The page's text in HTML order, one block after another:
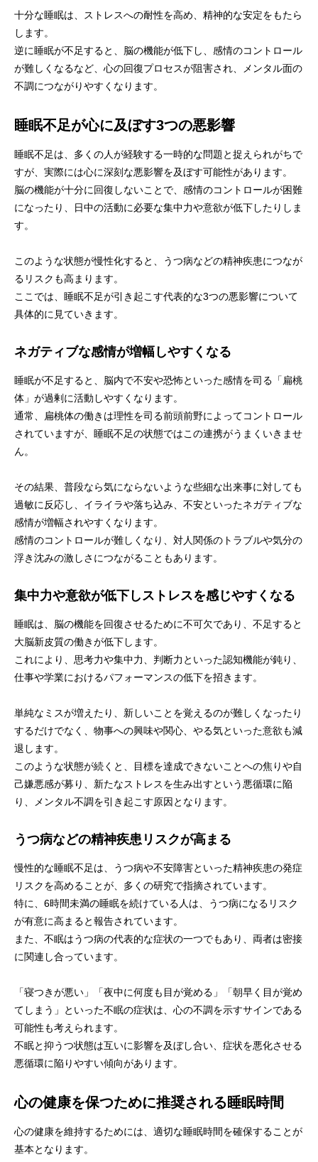
十分な睡眠は、ストレスへの耐性を高め、精神的な安定をもたら
します。
逆に睡眠が不足すると、脳の機能が低下し、感情のコントロール
が難しくなるなど、心の回復プロセスが阻害され、メンタル面の
不調につながりやすくなります。
睡眠不足が心に及ぼす3つの悪影響
睡眠不足は、多くの人が経験する一時的な問題と捉えられがちで
すが、実際には心に深刻な悪影響を及ぼす可能性があります。
脳の機能が十分に回復しないことで、感情のコントロールが困難
になったり、日中の活動に必要な集中力や意欲が低下したりしま
す。
このような状態が慢性化すると、うつ病などの精神疾患につなが
るリスクも高まります。
ここでは、睡眠不足が引き起こす代表的な3つの悪影響について
具体的に見ていきます。
ネガティブな感情が増幅しやすくなる
睡眠が不足すると、脳内で不安や恐怖といった感情を司る「扁桃
体」が過剰に活動しやすくなります。
通常、扁桃体の働きは理性を司る前頭前野によってコントロール
されていますが、睡眠不足の状態ではこの連携がうまくいきませ
ん。
その結果、普段なら気にならないような些細な出来事に対しても
過敏に反応し、イライラや落ち込み、不安といったネガティブな
感情が増幅されやすくなります。
感情のコントロールが難しくなり、対人関係のトラブルや気分の
浮き沈みの激しさにつながることもあります。
集中力や意欲が低下しストレスを感じやすくなる
睡眠は、脳の機能を回復させるために不可欠であり、不足すると
大脳新皮質の働きが低下します。
これにより、思考力や集中力、判断力といった認知機能が鈍り、
仕事や学業におけるパフォーマンスの低下を招きます。
単純なミスが増えたり、新しいことを覚えるのが難しくなったり
するだけでなく、物事への興味や関心、やる気といった意欲も減
退します。
このような状態が続くと、目標を達成できないことへの焦りや自
己嫌悪感が募り、新たなストレスを生み出すという悪循環に陥
り、メンタル不調を引き起こす原因となります。
うつ病などの精神疾患リスクが高まる
慢性的な睡眠不足は、うつ病や不安障害といった精神疾患の発症
リスクを高めることが、多くの研究で指摘されています。
特に、6時間未満の睡眠を続けている人は、うつ病になるリスク
が有意に高まると報告されています。
また、不眠はうつ病の代表的な症状の一つでもあり、両者は密接
に関連し合っています。
「寝つきが悪い」「夜中に何度も目が覚める」「朝早く目が覚め
てしまう」といった不眠の症状は、心の不調を示すサインである
可能性も考えられます。
不眠と抑うつ状態は互いに影響を及ぼし合い、症状を悪化させる
悪循環に陥りやすい傾向があります。
心の健康を保つために推奨される睡眠時間
心の健康を維持するためには、適切な睡眠時間を確保することが
基本となります。